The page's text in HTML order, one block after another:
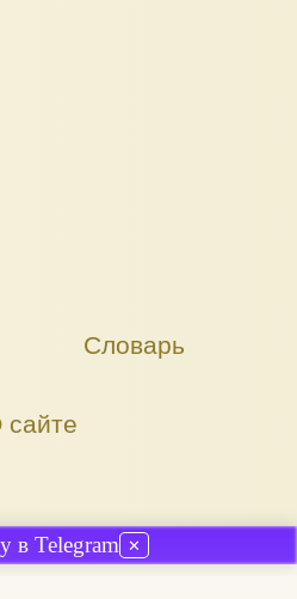
Словарь
сайте
в Telegram ✕